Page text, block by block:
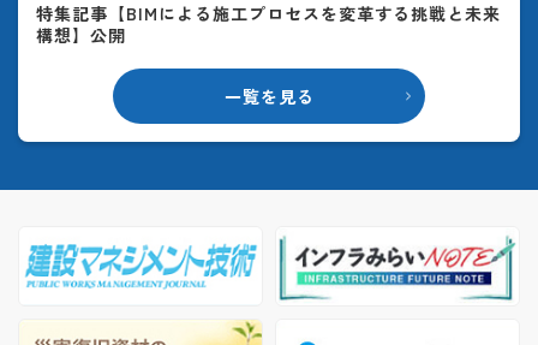
一覧を見る
特集記事【BIMによる施工プロセスを変革する挑戦と未来
構想】公開